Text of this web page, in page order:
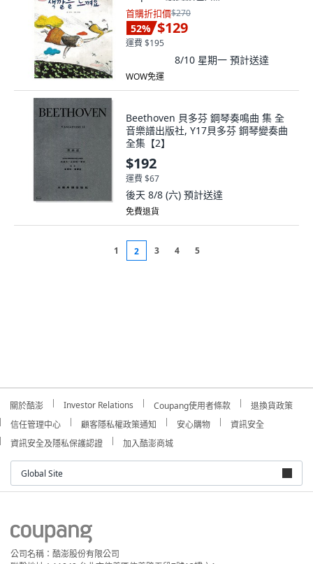
首購折扣價$270
52% $129
運費 $195
8/10 星期一 預計送達
WOW免運
Beethoven 貝多芬 鋼琴奏鳴曲 集 全
音樂譜出版社, Y17貝多芬 鋼琴變奏曲
全集【2】
$192
運費 $67
後天 8/8 (六) 預計送達
免費退貨
1 2 3 4 5
關於酷澎 Investor Relations Coupang使用者條款
退換貨政策
信任管理中心
顧客隱私權政策通知 安心購物
資訊安全
資訊安全及隱私保護認證
加入酷澎商城
Global Site
公司名稱：酷澎股份有限公司